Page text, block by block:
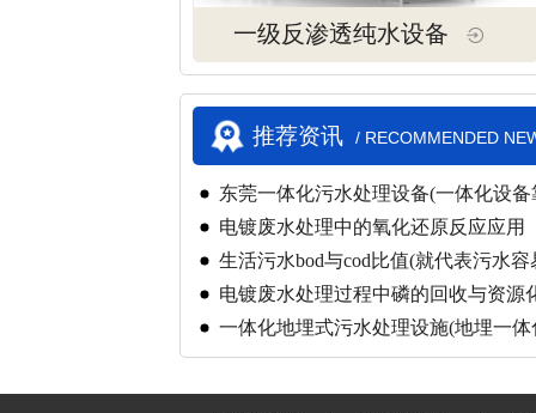
一级反渗透纯水设备
推荐资讯 / RECOMMENDED
东莞一体化污水处理设备(一体化设备
电镀废水处理中的氧化还原反应应用
生活污水bod与cod比值(就代表污水
电镀废水处理过程中磷的回收与资源
一体化地埋式污水处理设施(地埋一
吗)